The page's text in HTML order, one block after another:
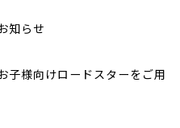
知らせ
子様向けロードスターをご用